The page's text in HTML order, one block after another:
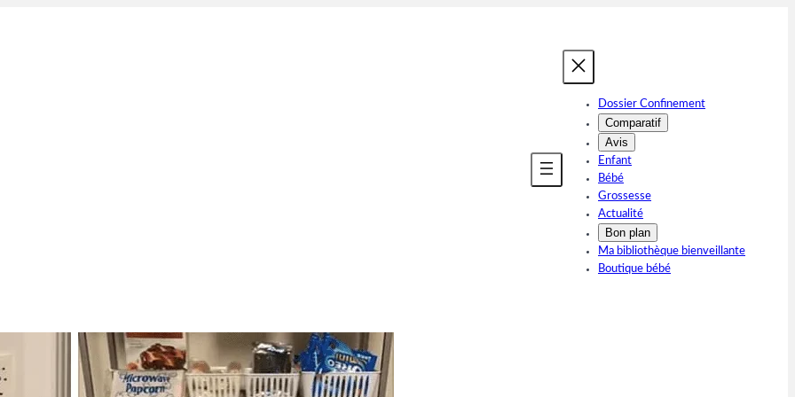
Dossier Confinement
Comparatif
Avis
Enfant
Bébé
Grossesse
Actualité
Bon plan
Ma bibliothèque bienveillante
Boutique bébé